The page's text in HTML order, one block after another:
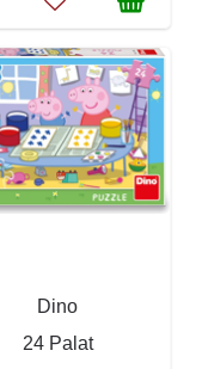
Dino
24 Palat